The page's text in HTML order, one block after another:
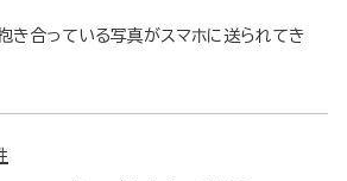
き合っている写真がスマホに送られてき